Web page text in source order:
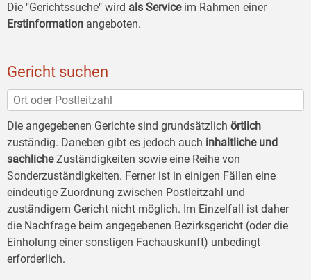
Die "Gerichtssuche" wird als Serviceim Rahmen einer
Erstinformation angeboten.
Gericht suchen
Die angegebenen Gerichte sind grundsätzlich örtlich
zuständig. Daneben gibt es jedoch auch inhaltliche und
sachlicheZuständigkeiten sowie eine Reihe von
Sonderzuständigkeiten. Ferner ist in einigen Fällen eine
eindeutige Zuordnung zwischen Postleitzahl und
zuständigem Gericht nicht möglich. Im Einzelfall ist daher
die Nachfrage beim angegebenen Bezirksgericht (oder die
Einholung einer sonstigen Fachauskunft) unbedingt
erforderlich.